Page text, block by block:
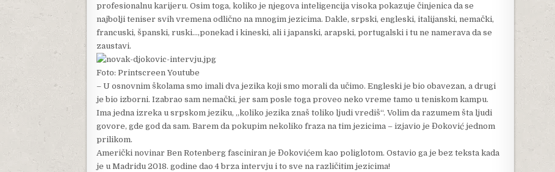
profesionalnu karijeru. Osim toga, koliko je njegova inteligencija visoka pokazuje činjenica da se
najbolji teniser svih vremena odlično na mnogim jezicima. Dakle, srpski, engleski, italijanski, nemački,
francuski, španski, ruski…,ponekad i kineski, ali i japanski, arapski, portugalski i tu ne namerava da se
zaustavi.
Foto: Printscreen Youtube
– U osnovnim školama smo imali dva jezika koji smo morali da učimo. Engleski je bio obavezan, a drugi
je bio izborni. Izabrao sam nemački, jer sam posle toga proveo neko vreme tamo u teniskom kampu.
Ima jedna izreka u srpskom jeziku, „koliko jezika znaš toliko ljudi vrediš“. Volim da razumem šta ljudi
govore, gde god da sam. Barem da pokupim nekoliko fraza na tim jezicima – izjavio je Đoković jednom
prilikom.
Američki novinar Ben Rotenberg fasciniran je Đokovićem kao poliglotom. Ostavio ga je bez teksta kada
je u Madridu 2018. godine dao 4 brza intervju i to sve na različitim jezicima!